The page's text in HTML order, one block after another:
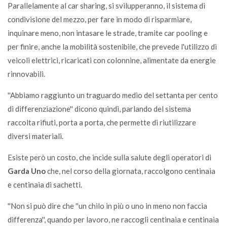
Parallelamente al car sharing, si svilupperanno, il sistema di
condivisione del mezzo, per fare in modo di risparmiare,
inquinare meno, non intasare le strade, tramite car pooling e
per finire, anche la mobilità sostenibile, che prevede l'utilizzo di
veicoli elettrici, ricaricati con colonnine, alimentate da energie
rinnovabili.
''Abbiamo raggiunto un traguardo medio del settanta per cento
di differenziazione'' dicono quindi, parlando del sistema
raccolta rifiuti, porta a porta, che permette di riutilizzare
diversi materiali.
Esiste però un costo, che incide sulla salute degli operatori di
Garda Unoche, nel corso della giornata, raccolgono centinaia
e centinaia di sachetti.
''Non si può dire che ''un chilo in più o uno in meno non faccia
differenza'', quando per lavoro, ne raccogli centinaia e centinaia